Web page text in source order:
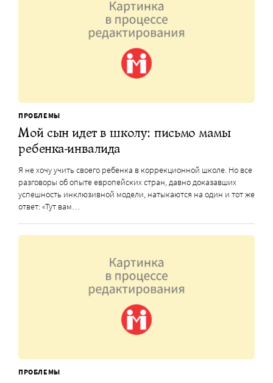
ПРОБЛЕМЫ
Мой сын идет в школу: письмо мамы
ребенка-инвалида
Я не хочу учить своего ребенка в коррекционной школе. Но все
разговоры об опыте европейских стран, давно доказавших
успешность инклюзивной модели, натыкаются на один и тот же
ответ: «Тут вам…
ПРОБЛЕМЫ